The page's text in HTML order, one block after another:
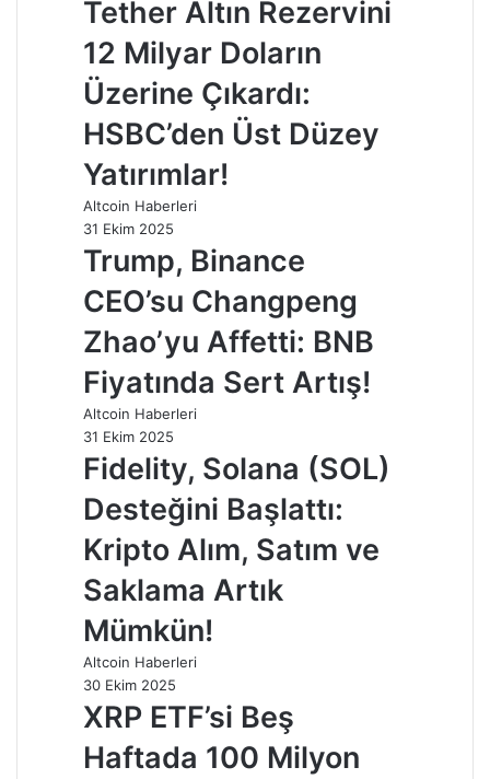
Tether Altın Rezervini
12 Milyar Doların
Üzerine Çıkardı:
HSBC’den Üst Düzey
Yatırımlar!
Altcoin Haberleri
31 Ekim 2025
Trump, Binance
CEO’su Changpeng
Zhao’yu Affetti: BNB
Fiyatında Sert Artış!
Altcoin Haberleri
31 Ekim 2025
Fidelity, Solana (SOL)
Desteğini Başlattı:
Kripto Alım, Satım ve
Saklama Artık
Mümkün!
Altcoin Haberleri
30 Ekim 2025
XRP ETF’si Beş
Haftada 100 Milyon